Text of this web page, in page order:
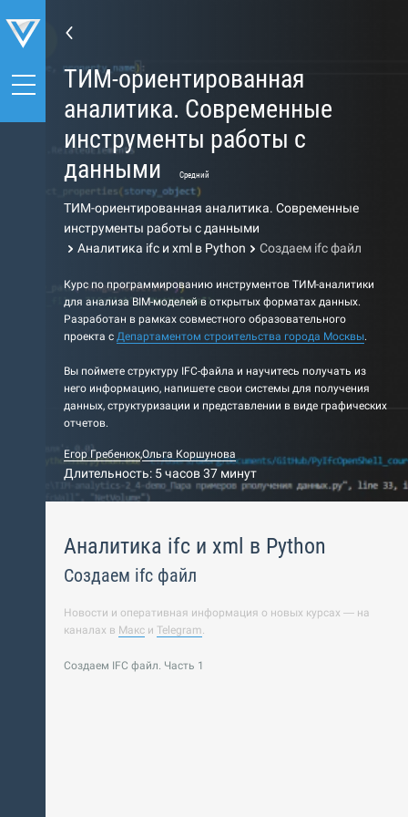
ТИМ-ориентированная
аналитика. Современные
инструменты работы с
данными
Средний
ТИМ-ориентированная аналитика. Современные
инструменты работы с данными
Аналитика ifc и xml в Python
Создаем ifc файл
Курс по программированию инструментов ТИМ-аналитики
для анализа BIM-моделей в открытых форматах данных.
Разработан в рамках совместного образовательного
проекта с Департаментом строительства города Москвы.
Вы поймете структуру IFC-файла и научитесь получать из
него информацию, напишете свои системы для получения
данных, структуризации и представлении в виде графических
отчетов.
Егор Гребенюк,Ольга Коршунова
Длительность: 5 часов 37 минут
Аналитика ifc и xml в Python
Создаем ifc файл
Новости и оперативная информация о новых курсах — на
каналах в Макс и Telegram.
Создаем IFC файл. Часть 1